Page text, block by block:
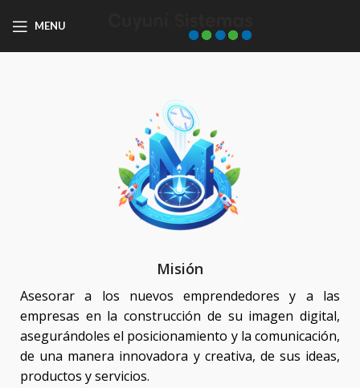
MENU
Misión
Asesorar a los nuevos emprendedores y a las
empresas en la construcción de su imagen digital,
asegurándoles el posicionamiento y la comunicación,
de una manera innovadora y creativa, de sus ideas,
productos y servicios.